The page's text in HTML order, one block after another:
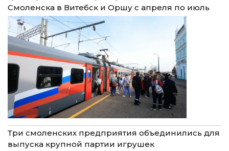
Смоленска в Витебск и Оршу с апреля по июль
Три смоленских предприятия объединились для
выпуска крупной партии игрушек